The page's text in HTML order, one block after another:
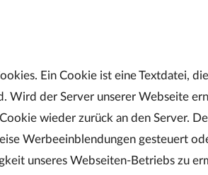
Ein Cookie ist eine Textdatei,
Wird der Server unserer Webseite
wieder zurück an den Server.
Werbeeinblendungen gesteuert
unseres Webseiten-Betriebs zu